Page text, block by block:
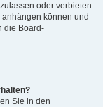
oder verbieten.
können und
die Board-
Sie in den